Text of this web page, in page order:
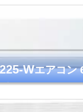
Wエアコン
年モデル GVシ
ト 清潔 除湿 単